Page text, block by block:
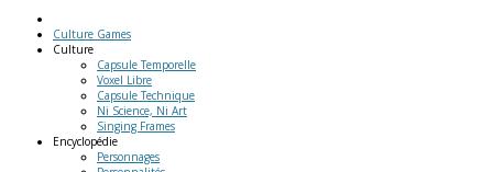
Culture Games
Culture
Capsule Temporelle
Voxel Libre
Capsule Technique
Ni Science, Ni Art
Singing Frames
Encyclopédie
Personnages